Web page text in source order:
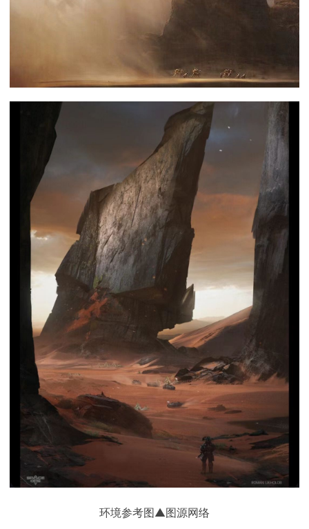
环境参考图▲图源网络